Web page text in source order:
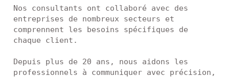
Nos consultants ont collaboré avec des
entreprises de nombreux secteurs et
comprennent les besoins spécifiques de
chaque client.
Depuis plus de 20 ans, nous aidons les
professionnels à communiquer avec précision,